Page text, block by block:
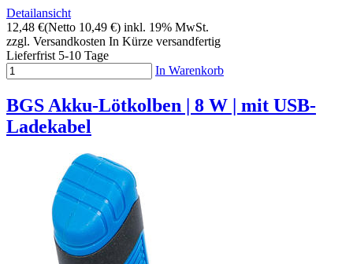
Detailansicht
12,48 €(Netto 10,49 €) inkl. 19% MwSt.
zzgl. Versandkosten In Kürze versandfertig
Lieferfrist 5-10 Tage
In Warenkorb
BGS Akku-Lötkolben | 8 W | mit USB-
Ladekabel